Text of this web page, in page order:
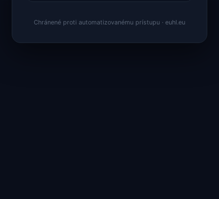
Chránené proti automatizovanému prístupu · euhl.eu